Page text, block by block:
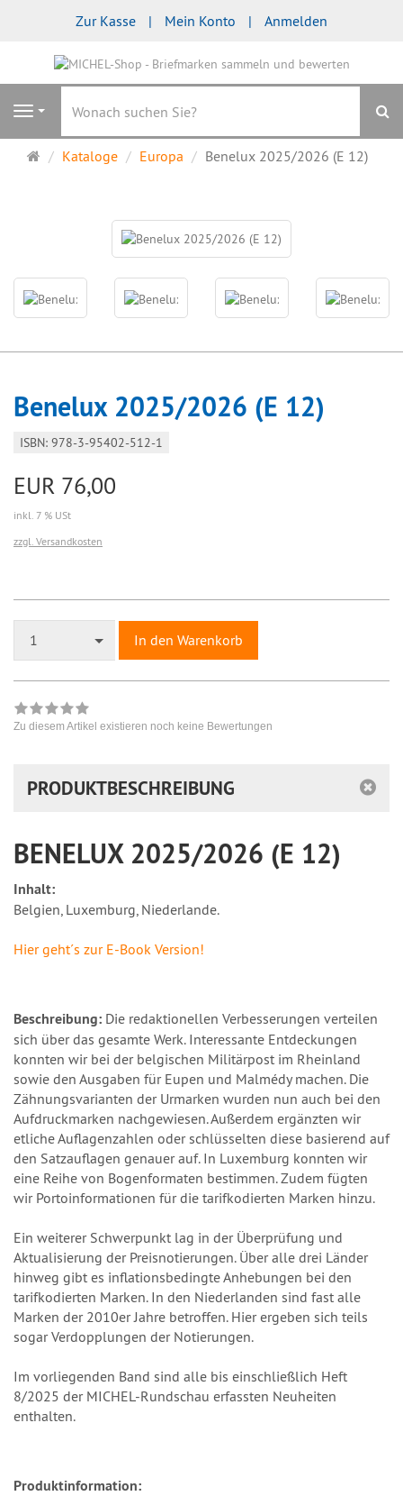
Zur Kasse Mein Konto Anmelden
Navigation
Startseite
Kataloge Europa Benelux 2025/2026 (E 12)
Benelux 2025/2026 (E 12)
ISBN: 978-3-95402-512-1
EUR 76,00
inkl. 7 % USt
zzgl. Versandkosten
1 In den Warenkorb
Zu diesem Artikel existieren noch keine Bewertungen
PRODUKTBESCHREIBUNG
BENELUX 2025/2026 (E 12)
Inhalt:
Belgien, Luxemburg, Niederlande.
Hier geht´s zur E-Book Version!
Beschreibung: Die redaktionellen Verbesserungen verteilen
sich über das gesamte Werk. Interessante Entdeckungen
konnten wir bei der belgischen Militärpost im Rheinland
sowie den Ausgaben für Eupen und Malmédy machen. Die
Zähnungsvarianten der Urmarken wurden nun auch bei den
Aufdruckmarken nachgewiesen. Außerdem ergänzten wir
etliche Auflagenzahlen oder schlüsselten diese basierend auf
den Satzauflagen genauer auf. In Luxemburg konnten wir
eine Reihe von Bogenformaten bestimmen. Zudem fügten
wir Portoinformationen für die tarifkodierten Marken hinzu.
Ein weiterer Schwerpunkt lag in der Überprüfung und
Aktualisierung der Preisnotierungen. Über alle drei Länder
hinweg gibt es inflationsbedingte Anhebungen bei den
tarifkodierten Marken. In den Niederlanden sind fast alle
Marken der 2010er Jahre betroffen. Hier ergeben sich teils
sogar Verdopplungen der Notierungen.
Im vorliegenden Band sind alle bis einschließlich Heft
8/2025 der MICHEL-Rundschau erfassten Neuheiten
enthalten.
Produktinformation: